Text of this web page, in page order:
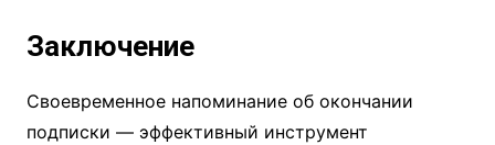
Заключение
Своевременное напоминание об окончании
подписки — эффективный инструмент